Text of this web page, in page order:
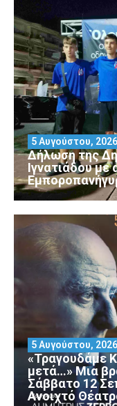
Δήλωση της
Ιγνατιάδου
5 Αυγούστου, 2026
«Τραγουδάμε
μετά…» Μια
Σάββατο 12
Ανοιχτό
5 Αυγούστου, 2026